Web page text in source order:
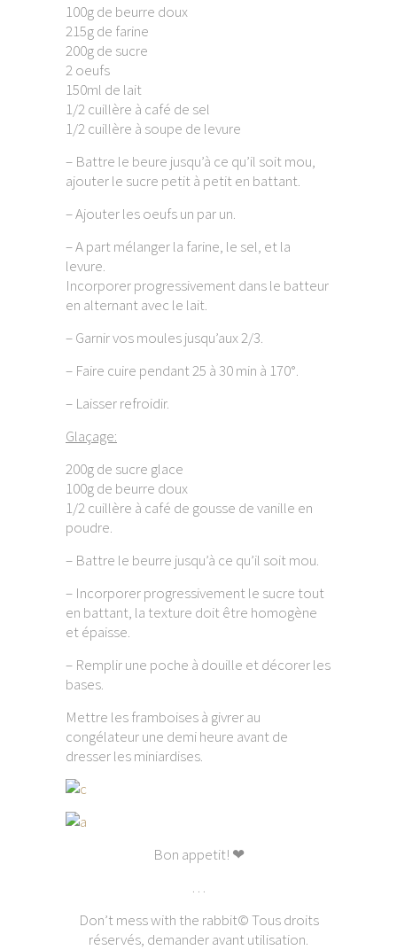
100g de beurre doux
215g de farine
200g de sucre
2 oeufs
150ml de lait
1/2 cuillère à café de sel
1/2 cuillère à soupe de levure
– Battre le beure jusqu’à ce qu’il soit mou,
ajouter le sucre petit à petit en battant.
– Ajouter les oeufs un par un.
– A part mélanger la farine, le sel, et la
levure.
Incorporer progressivement dans le batteur
en alternant avec le lait.
– Garnir vos moules jusqu’aux 2/3.
– Faire cuire pendant 25 à 30 min à 170°.
– Laisser refroidir.
Glaçage:
200g de sucre glace
100g de beurre doux
1/2 cuillère à café de gousse de vanille en
poudre.
– Battre le beurre jusqu’à ce qu’il soit mou.
– Incorporer progressivement le sucre tout
en battant, la texture doit être homogène
et épaisse.
– Remplir une poche à douille et décorer les
bases.
Mettre les framboises à givrer au
congélateur une demi heure avant de
dresser les miniardises.
Bon appetit! ❤
…
Don’t mess with the rabbit© Tous droits
réservés, demander avant utilisation.